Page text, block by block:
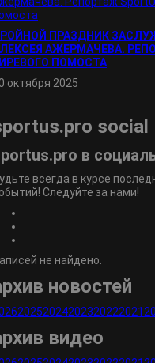
ПРАЗДНИК
АЖЕРМАЧЕВА.
ПОМОСТА
октября 2025
pro social
pro в
всегда в курсе
Следуйте за нами!
не найдено.
новостей
20252024202320222021
видео